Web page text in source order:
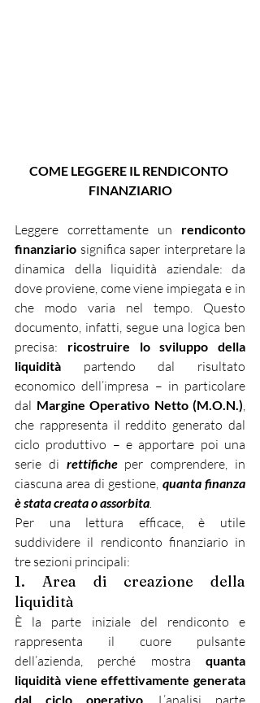
COME LEGGERE IL RENDICONTO
FINANZIARIO
Leggere correttamente un rendiconto
finanziario significa saper interpretare la
dinamica della liquidità aziendale: da
dove proviene, come viene impiegata e in
che modo varia nel tempo. Questo
documento, infatti, segue una logica ben
precisa: ricostruire lo sviluppo della
liquidità partendo dal risultato
economico dell’impresa – in particolare
dal Margine Operativo Netto (M.O.N.)
che rappresenta il reddito generato dal
ciclo produttivo – e apportare poi una
serie di rettifiche per comprendere, in
ciascuna area di gestione, quanta finanza
è stata creata o assorbita
Per una lettura efficace, è utile
suddividere il rendiconto finanziario in
tre sezioni principali:
1. Area di creazione della
liquidità
È la parte iniziale del rendiconto e
rappresenta il cuore pulsante
dell’azienda, perché mostra quanta
liquidità viene effettivamente generata
dal ciclo operativo. L’analisi parte